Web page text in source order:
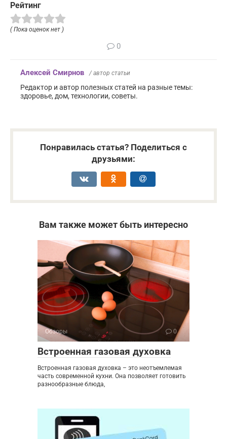
Рейтинг
( Пока оценок нет )
0
Алексей Смирнов / автор статьи
Редактор и автор полезных статей на разные темы:
здоровье, дом, технологии, советы.
Понравилась статья? Поделиться с
друзьями:
Вам также может быть интересно
Обзоры 0
Встроенная газовая духовка
Встроенная газовая духовка – это неотъемлемая
часть современной кухни. Она позволяет готовить
разнообразные блюда,